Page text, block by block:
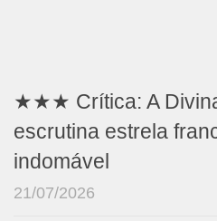
★★★ Crítica: A
escrutina estrela
indomável
21/07/2026